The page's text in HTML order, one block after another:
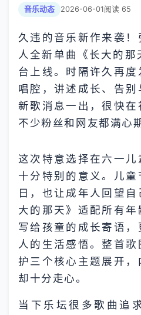
音乐动态 2026-06-01阅读 65
久违的音乐新作来袭
人全新单曲《长大的
台上线。时隔许久再
唱腔，讲述成长、告别
新歌消息一出，很快在
不少粉丝和网友都满心
这次特意选择在六一
十分特别的意义。儿
日，也让成年人回望
大的那天》适配所有
写给孩童的成长寄语
人的生活感悟。整首
护三个核心主题展开
却十分走心。
当下乐坛很多歌曲追